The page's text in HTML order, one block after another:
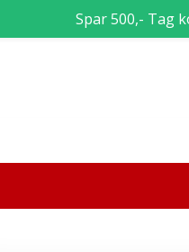
Spar 500,- Tag